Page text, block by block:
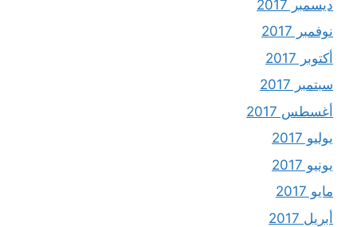
ديسمبر 2017
نوفمبر 2017
أكتوبر 2017
سبتمبر 2017
أغسطس 2017
يوليو 2017
يونيو 2017
مايو 2017
أبريل 2017